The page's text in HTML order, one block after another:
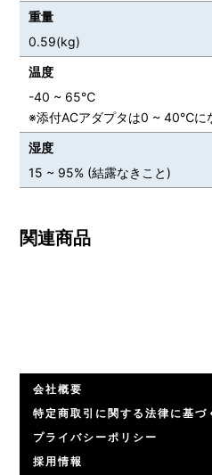
重量
0.59(kg)
温度
-40 ~ 65℃
※添付ACアダプタは0 ~ 40℃に
湿度
15 ~ 95% (結露なきこと)
関連商品
会社概要
特定商取引に関する法律に基づ
プライバシーポリシー
採用情報